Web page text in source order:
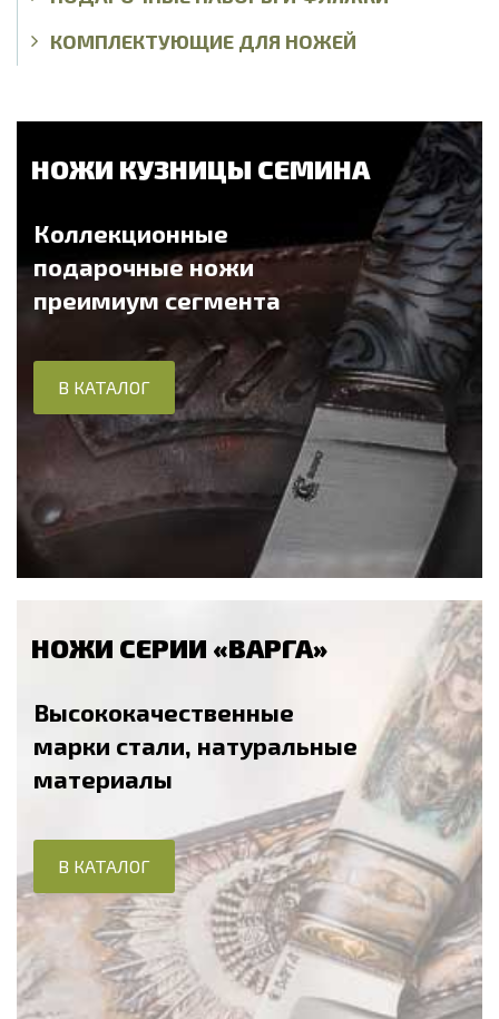
КОМПЛЕКТУЮЩИЕ ДЛЯ НОЖЕЙ
НОЖИ КУЗНИЦЫ СЕМИНА
Коллекционные
подарочные ножи
преимиум сегмента
В КАТАЛОГ
НОЖИ СЕРИИ «ВАРГА»
Высококачественные
марки стали, натуральные
материалы
В КАТАЛОГ